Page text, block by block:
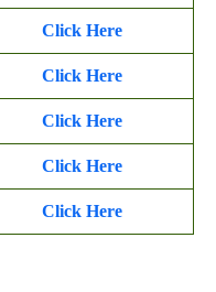
ClickHere
Click Here
Click Here
Click Here
Click Here